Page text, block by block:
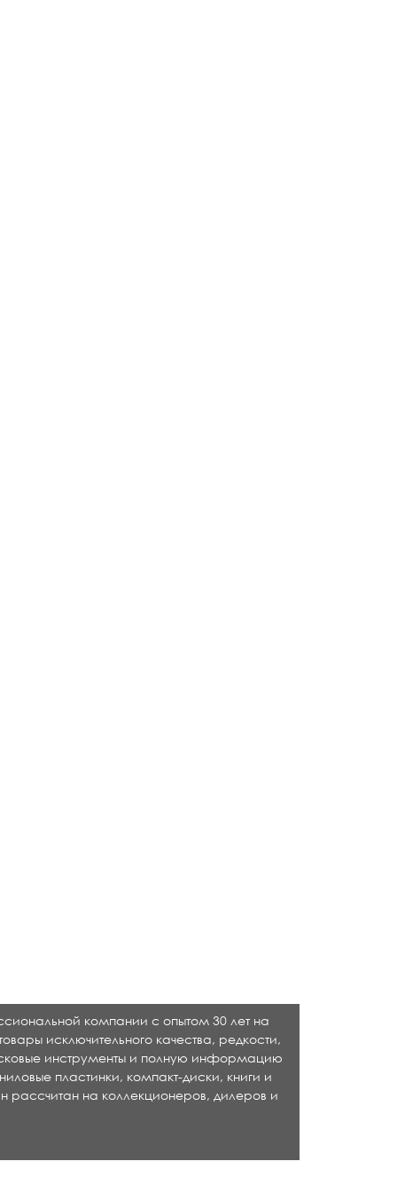
компании с опытом 30 лет на
исключительного качества, редкости,
инструменты и полную информацию
пластинки, компакт-диски, книги и
рассчитан на коллекционеров, дилеров и